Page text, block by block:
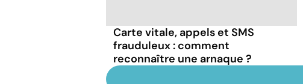
Carte vitale, appels et SMS
frauduleux : comment
reconnaître une arnaque ?